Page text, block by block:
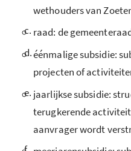
wethouders van
c. raad: de
d.éénmalige subsidie:
projecten of
e. jaarlijkse subsidie:
terugkerende
aanvrager wordt